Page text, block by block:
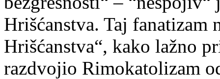
Hrišćanstva. Taj
Hrišćanstva“, kako lažno
razdvojio Rimokatolizam